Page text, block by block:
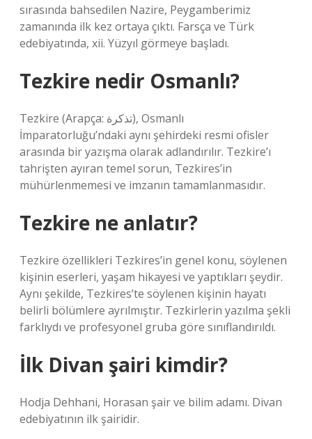
sırasında bahsedilen Nazire, Peygamberimiz
zamanında ilk kez ortaya çıktı. Farsça ve Türk
edebiyatında, xii. Yüzyıl görmeye başladı.
Tezkire nedir Osmanlı?
Tezkire (Arapça: تذكرة), Osmanlı
İmparatorluğu’ndaki aynı şehirdeki resmi ofisler
arasında bir yazışma olarak adlandırılır. Tezkire’ı
tahrişten ayıran temel sorun, Tezkires’in
mühürlenmemesi ve imzanın tamamlanmasıdır.
Tezkire ne anlatır?
Tezkire özellikleri Tezkires’in genel konu, söylenen
kişinin eserleri, yaşam hikayesi ve yaptıkları şeydir.
Aynı şekilde, Tezkires’te söylenen kişinin hayatı
belirli bölümlere ayrılmıştır. Tezkirlerin yazılma şekli
farklıydı ve profesyonel gruba göre sınıflandırıldı.
İlk Divan şairi kimdir?
Hodja Dehhani, Horasan şair ve bilim adamı. Divan
edebiyatının ilk şairidir.